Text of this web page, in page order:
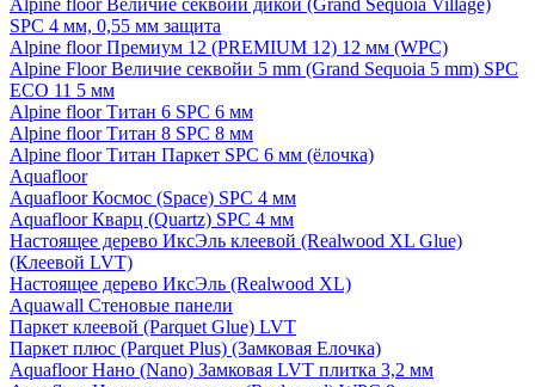
Alpine floor Величие секвойи дикой (Grand Sequoia Village)
SPC 4 мм, 0,55 мм защита
Alpine floor Премиум 12 (PREMIUM 12) 12 мм (WPC)
Alpine Floor Величие секвойи 5 mm (Grand Sequoia 5 mm) SPC
ECO 11 5 мм
Alpine floor Титан 6 SPC 6 мм
Alpine floor Титан 8 SPC 8 мм
Alpine floor Титан Паркет SPC 6 мм (ёлочка)
Aquafloor
Aquafloor Космос (Space) SPC 4 мм
Aquafloor Кварц (Quartz) SPC 4 мм
Настоящее дерево ИксЭль клеевой (Realwood XL Glue)
(Клеевой LVT)
Настоящее дерево ИксЭль (Realwood XL)
Aquawall Стеновые панели
Паркет клеевой (Parquet Glue) LVT
Паркет плюс (Parquet Plus) (Замковая Елочка)
Aquafloor Нано (Nano) Замковая LVT плитка 3,2 мм